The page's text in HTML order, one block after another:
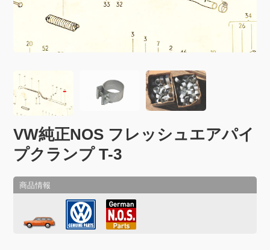
VW純正NOS フレッシュエアパイ
プクランプ T-3